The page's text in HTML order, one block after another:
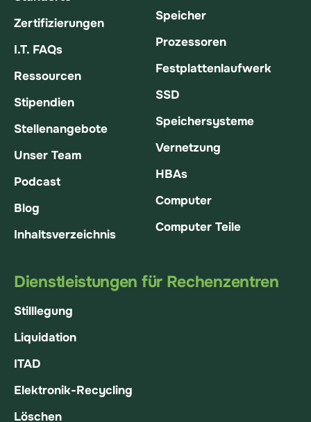
Zertifizierungen
I.T. FAQs
Ressourcen
Stipendien
Stellenangebote
Unser Team
Podcast
Blog
Inhaltsverzeichnis
Speicher
Prozessoren
Festplattenlaufwerk
SSD
Speichersysteme
Vernetzung
HBAs
Computer
Computer Teile
Dienstleistungen für Rechenzentren
Stilllegung
Liquidation
ITAD
Elektronik-Recycling
Löschen